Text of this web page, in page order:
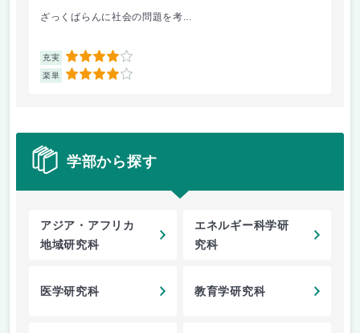
ざっくばらんに社会の問題を考...
充実 4
楽単 4
学部から探す
アジア・アフリカ
地域研究科
エネルギー科学研
究科
医学研究科 教育学研究科